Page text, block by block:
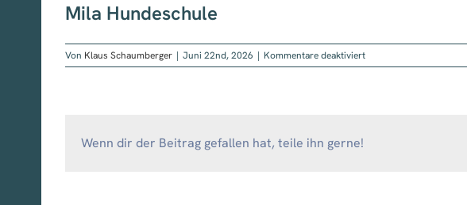
Mila Hundeschule
Von Klaus Schaumberger | Juni 22nd, 2026 | Kommentare deaktiviertfür
Mila
Wenn dir der Beitrag gefallen hat, teile ihn gerne!